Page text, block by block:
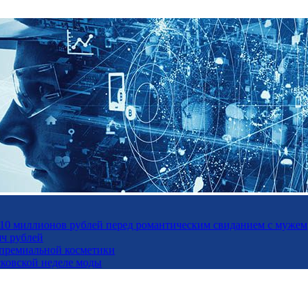
миллионов рублей перед романтическим свиданием с мужем
рублей
косметики
неделе моды